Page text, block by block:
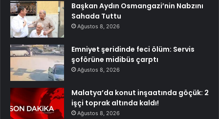
Başkan Aydın Osmangazi’nin Nabzını
Sahada Tuttu
Ağustos 8, 2026
Emniyet şeridinde feci ölüm: Servis
şoförüne midibüs çarptı
Ağustos 8, 2026
Malatya’da konut inşaatında göçük: 2
işçi toprak altında kaldı!
Ağustos 8, 2026